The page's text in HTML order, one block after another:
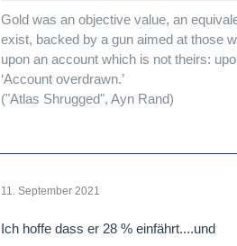
Gold was an objective value, an
exist, backed by a gun aimed at those
upon an account which is not theirs:
‘Account overdrawn.’
("Atlas Shrugged", Ayn Rand)
11. September 2021
Ich hoffe dass er 28 % einfährt....und